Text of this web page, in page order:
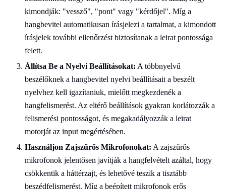
kimondják: "vessző", "pont" vagy "kérdőjel". Míg a
hangbevitel automatikusan írásjelezi a tartalmat, a kimondott
írásjelek további ellenőrzést biztosítanak a leirat pontossága
felett.
Állítsa Be a Nyelvi Beállításokat: A többnyelvű
beszélőknek a hangbevitel nyelvi beállításait a beszélt
nyelvhez kell igazítaniuk, mielőtt megkezdenék a
hangfelismerést. Az eltérő beállítások gyakran korlátozzák a
felismerési pontosságot, és megakadályozzák a leirat
motorját az input megértésében.
Használjon Zajszűrős Mikrofonokat: A zajszűrős
mikrofonok jelentősen javítják a hangfelvételt azáltal, hogy
csökkentik a háttérzajt, és lehetővé teszik a tisztább
beszédfelismerést. Míg a beépített mikrofonok erős